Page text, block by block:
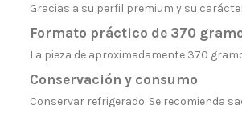
Gracias a su perfil premium y su
Formato práctico de 370
La pieza de aproximadamente 370
Conservación y consumo
Conservar refrigerado. Se recomienda